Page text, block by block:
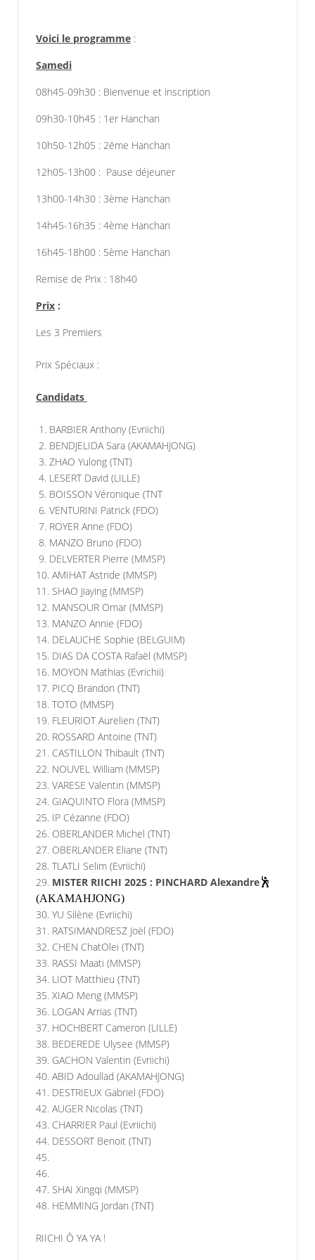
Voici le programme :
Samedi
08h45-09h30 : Bienvenue et inscription
09h30-10h45 : 1er Hanchan
10h50-12h05 : 2ēme Hanchan
12h05-13h00 : Pause déjeuner
13h00-14h30 : 3ème Hanchan
14h45-16h35 : 4ème Hanchan
16h45-18h00 : 5ème Hanchan
Remise de Prix : 18h40
Prix :
Les 3 Premiers
Prix Spéciaux :
Candidats
1. BARBIER Anthony (Evriichi)
2. BENDJELIDA Sara (AKAMAHJONG)
3. ZHAO Yulong (TNT)
4. LESERT David (LILLE)
5. BOISSON Véronique (TNT
6. VENTURINI Patrick (FDO)
7. ROYER Anne (FDO)
8. MANZO Bruno (FDO)
9. DELVERTER Pierre (MMSP)
10. AMIHAT Astride (MMSP)
11. SHAO Jiaying (MMSP)
12. MANSOUR Omar (MMSP)
13. MANZO Annie (FDO)
14. DELAUCHE Sophie (BELGUIM)
15. DIAS DA COSTA Rafaël (MMSP)
16. MOYON Mathias (Evrichii)
17. PICQ Brandon (TNT)
18. TOTO (MMSP)
19. FLEURIOT Aurelien (TNT)
20. ROSSARD Antoine (TNT)
21. CASTILLON Thibault (TNT)
22. NOUVEL William (MMSP)
23. VARESE Valentin (MMSP)
24. GIAQUINTO Flora (MMSP)
25. IP Cézanne (FDO)
26. OBERLANDER Michel (TNT)
27. OBERLANDER Eliane (TNT)
28. TLATLI Selim (Evriichi)
29. MISTER RIICHI 2025 : PINCHARD Alexandre🕺
(AKAMAHJONG)
30. YU Silène (Evriichi)
31. RATSIMANDRESZ Joël (FDO)
32. CHEN ChatOlei (TNT)
33. RASSI Maati (MMSP)
34. LIOT Matthieu (TNT)
35. XIAO Meng (MMSP)
36. LOGAN Arrias (TNT)
37. HOCHBERT Cameron (LILLE)
38. BEDEREDE Ulysee (MMSP)
39. GACHON Valentin (Evriichi)
40. ABID Adoullad (AKAMAHJONG)
41. DESTRIEUX Gabriel (FDO)
42. AUGER Nicolas (TNT)
43. CHARRIER Paul (Evriichi)
44. DESSORT Benoit (TNT)
45.
46.
47. SHAI Xingqi (MMSP)
48. HEMMING Jordan (TNT)
RIICHI Ô YA YA !